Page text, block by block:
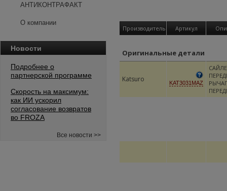
АНТИКОНТРАФАКТ
О компании
Новости
Подробнее о
партнерской программе
Скорость на максимум:
как ИИ ускорил
согласование возвратов
во FROZA
Все новости >>
Производитель Артикул
Оригинальные детали
Katsuro KAT3031MAZ